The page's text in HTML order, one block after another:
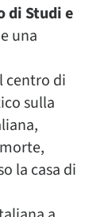
di Studi e
e una
centro di
sulla
la casa di